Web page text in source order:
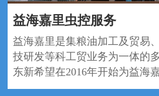
益海嘉里虫控服务
益海嘉里是集粮油加工及贸易
技研发等科工贸业务为一体的
东新希望在2016年开始为益海
务，两年多来，我司为其提供